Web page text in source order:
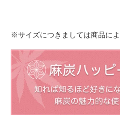
※サイズにつきましては商品に